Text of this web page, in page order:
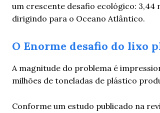
um crescente desafio ecológico:
dirigindo para o Oceano Atlântico.
O Enorme desafio do lixo
A magnitude do problema é
milhões de toneladas de plástico
Conforme um estudo publicado na